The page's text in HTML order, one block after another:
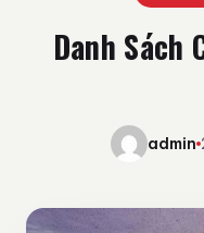
Danh Sách
admin